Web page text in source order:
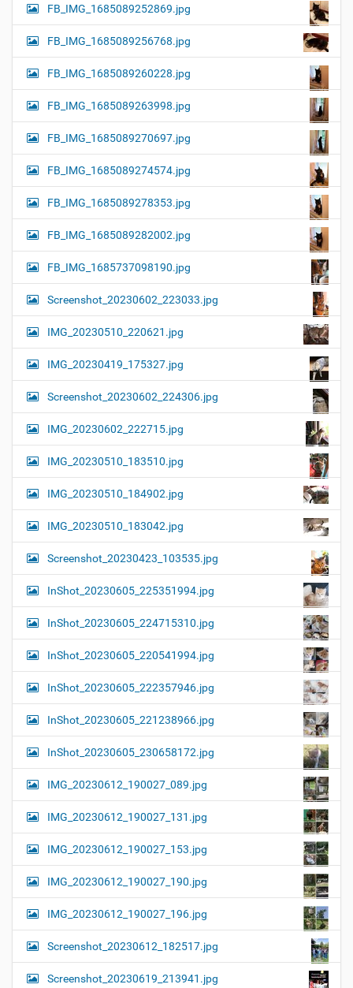
FB_IMG_1685089252869.jpg
FB_IMG_1685089256768.jpg
FB_IMG_1685089260228.jpg
FB_IMG_1685089263998.jpg
FB_IMG_1685089270697.jpg
FB_IMG_1685089274574.jpg
FB_IMG_1685089278353.jpg
FB_IMG_1685089282002.jpg
FB_IMG_1685737098190.jpg
Screenshot_20230602_223033.jpg
IMG_20230510_220621.jpg
IMG_20230419_175327.jpg
Screenshot_20230602_224306.jpg
IMG_20230602_222715.jpg
IMG_20230510_183510.jpg
IMG_20230510_184902.jpg
IMG_20230510_183042.jpg
Screenshot_20230423_103535.jpg
InShot_20230605_225351994.jpg
InShot_20230605_224715310.jpg
InShot_20230605_220541994.jpg
InShot_20230605_222357946.jpg
InShot_20230605_221238966.jpg
InShot_20230605_230658172.jpg
IMG_20230612_190027_089.jpg
IMG_20230612_190027_131.jpg
IMG_20230612_190027_153.jpg
IMG_20230612_190027_190.jpg
IMG_20230612_190027_196.jpg
Screenshot_20230612_182517.jpg
Screenshot_20230619_213941.jpg